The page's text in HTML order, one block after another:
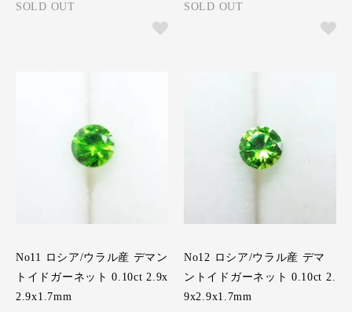
SOLD OUT SOLD OUT
No11 ロシア/ウラル産 デマン
トイドガーネット 0.10ct 2.9x
2.9x1.7mm
No12 ロシア/ウラル産 デマ
ントイドガーネット 0.10ct 2.
9x2.9x1.7mm